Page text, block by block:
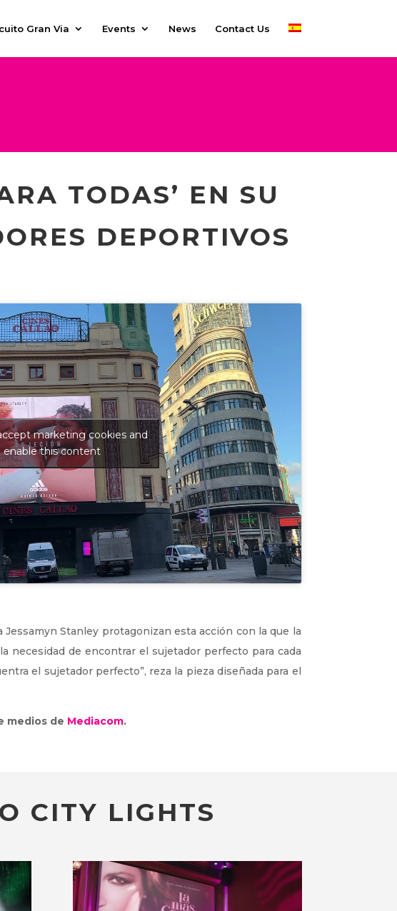
Gran Via Events News Contact Us
TODAS’ EN SU
DEPORTIVOS
marketing cookies and
enable this content
Stanley protagonizan esta acción con la que la
necesidad de encontrar el sujetador perfecto para cada
el sujetador perfecto”, reza la pieza diseñada para el
medios de Mediacom.
CITY LIGHTS